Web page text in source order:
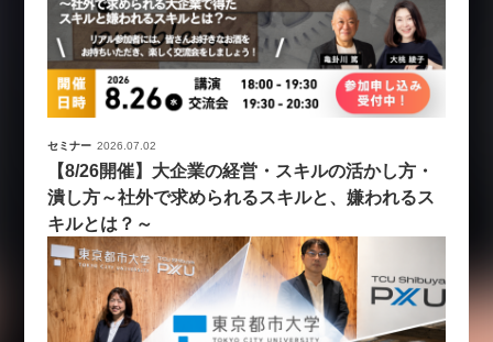
セミナー 2026.07.02
【8/26開催】大企業の経営・スキルの活かし方・
潰し方～社外で求められるスキルと、嫌われるス
キルとは？～